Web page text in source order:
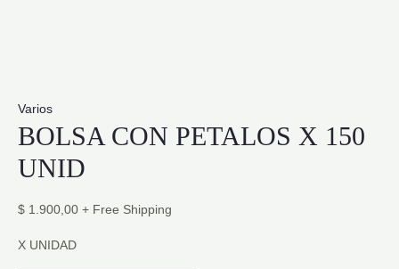
Varios
BOLSA CON PETALOS X 150
UNID
$ 1.900,00 + Free Shipping
X UNIDAD